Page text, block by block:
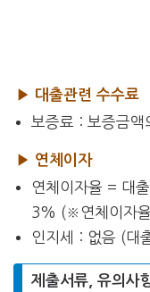
▶ 대출관련 수수료
보증료 : 보증금
▶ 연체이자
연체이자율 = 대
3% (※연체이자
인지세 : 없음 (대
제출서류, 유의사